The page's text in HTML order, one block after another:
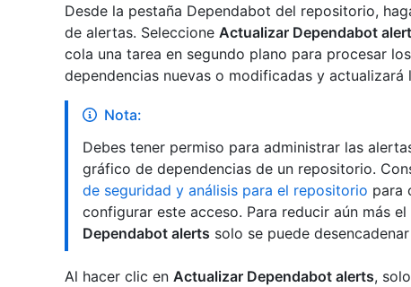
Desde la pestaña Dependabot del repositorio,
de alertas. Seleccione Actualizar Dependabot
cola una tarea en segundo plano para procesar
dependencias nuevas o modificadas y actualizará
Nota:
Debes tener permiso para administrar las
gráfico de dependencias de un repositorio.
de seguridad y análisis para el repositorio para
configurar este acceso. Para reducir aún más
Dependabot alerts solo se puede
Al hacer clic en Actualizar Dependabot alerts,